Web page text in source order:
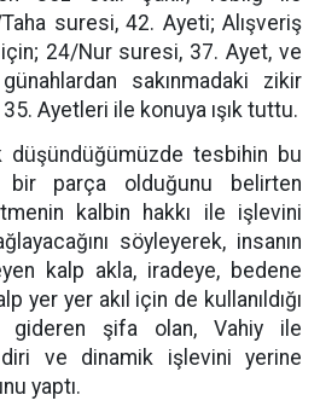
suresi, 42. Ayeti; Alışveriş
24/Nur suresi, 37. Ayet, ve
sakınmadaki zikir
Ayetleri ile konuya ışık tuttu.
tesbihin bu
bir parça olduğunu belirten
kalbin hakkı ile işlevini
söyleyerek, insanın
kalp akla, iradeye, bedene
yer yer akıl için de kullanıldığı
gideren şifa olan, Vahiy ile
ve dinamik işlevini yerine
yaptı.